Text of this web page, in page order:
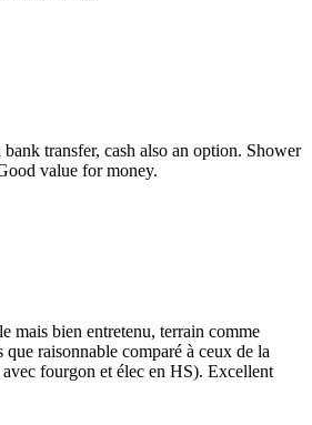
transfer, cash also an option. Shower
value for money.
mais bien entretenu, terrain comme
que raisonnable comparé à ceux de la
fourgon et élec en HS). Excellent